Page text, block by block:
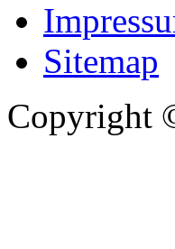
Sitemap
Copyright